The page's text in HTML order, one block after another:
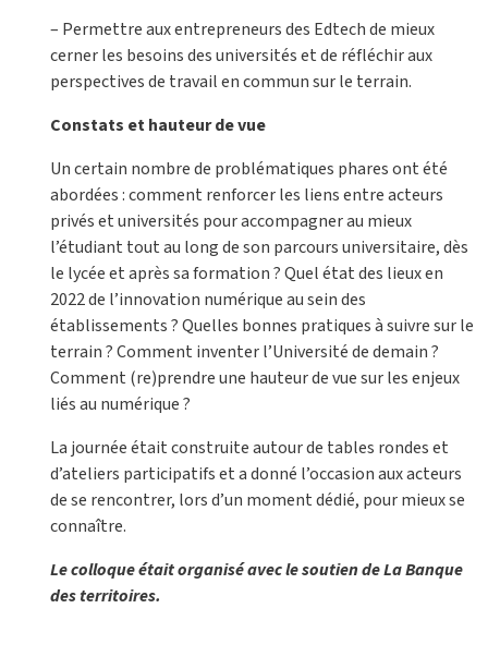
– Permettre aux entrepreneurs des Edtech de mieux
cerner les besoins des universités et de réfléchir aux
perspectives de travail en commun sur le terrain.
Constats et hauteur de vue
Un certain nombre de problématiques phares ont été
abordées : comment renforcer les liens entre acteurs
privés et universités pour accompagner au mieux
l’étudiant tout au long de son parcours universitaire, dès
le lycée et après sa formation ? Quel état des lieux en
2022 de l’innovation numérique au sein des
établissements ? Quelles bonnes pratiques à suivre sur le
terrain ? Comment inventer l’Université de demain ?
Comment (re)prendre une hauteur de vue sur les enjeux
liés au numérique ?
La journée était construite autour de tables rondes et
d’ateliers participatifs et a donné l’occasion aux acteurs
de se rencontrer, lors d’un moment dédié, pour mieux se
connaître.
Le colloque était organisé avec le soutien de La Banque
des territoires.